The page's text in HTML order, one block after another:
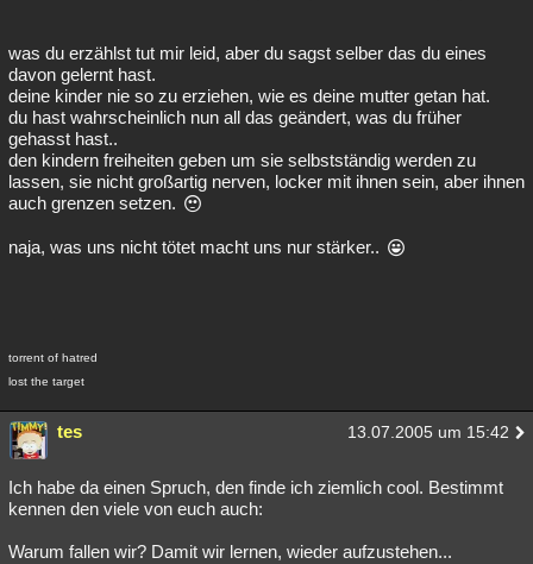
was du erzählst tut mir leid, aber du sagst selber das du eines
davon gelernt hast.
deine kinder nie so zu erziehen, wie es deine mutter getan hat.
du hast wahrscheinlich nun all das geändert, was du früher
gehasst hast..
den kindern freiheiten geben um sie selbstständig werden zu
lassen, sie nicht großartig nerven, locker mit ihnen sein, aber ihnen
auch grenzen setzen.
naja, was uns nicht tötet macht uns nur stärker..
torrent of hatred
lost the target
tes 13.07.2005 um 15:42
Ich habe da einen Spruch, den finde ich ziemlich cool. Bestimmt
kennen den viele von euch auch:
Warum fallen wir? Damit wir lernen, wieder aufzustehen...